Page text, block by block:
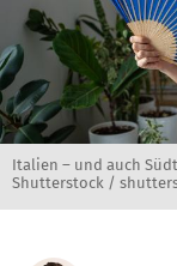
Italien – und auch
Shutterstock /